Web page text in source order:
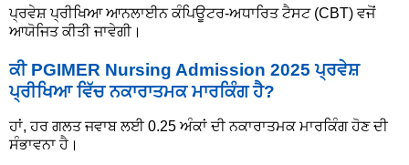
ਪ੍ਰਵੇਸ਼ ਪ੍ਰੀਖਿਆ ਆਨਲਾਈਨ ਕੰਪਿਊਟਰ-ਅਧਾਰਿਤ ਟੈਸਟ (CBT) ਵਜੋਂ
ਆਯੋਜਿਤ ਕੀਤੀ ਜਾਵੇਗੀ।
ਕੀ PGIMER Nursing Admission 2025 ਪ੍ਰਵੇਸ਼
ਪ੍ਰੀਖਿਆ ਵਿੱਚ ਨਕਾਰਾਤਮਕ ਮਾਰਕਿੰਗ ਹੈ?
ਹਾਂ, ਹਰ ਗਲਤ ਜਵਾਬ ਲਈ 0.25 ਅੰਕਾਂ ਦੀ ਨਕਾਰਾਤਮਕ ਮਾਰਕਿੰਗ ਹੋਣ ਦੀ
ਸੰਭਾਵਨਾ ਹੈ।